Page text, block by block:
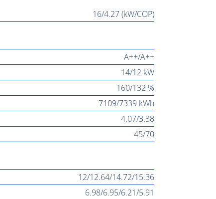
16/4.27 (kW/COP)
A++/A++
14/12 kW
160/132 %
7109/7339 kWh
4.07/3.38
45/70
12/12.64/14.72/15.36
6.98/6.95/6.21/5.91